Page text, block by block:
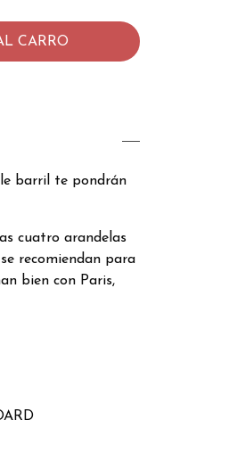
barril te pondrán
cuatro arandelas
recomiendan para
bien con Paris,